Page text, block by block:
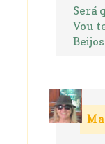
Será
Vou
Beijos